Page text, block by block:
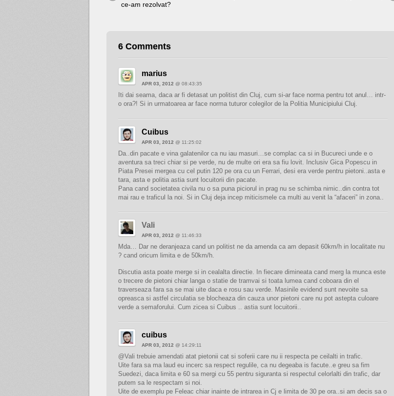
ce-am rezolvat?
6 Comments
marius
APR 03, 2012 @ 08:43:35
Iti dai seama, daca ar fi detasat un politist din Cluj, cum si-ar face norma pentru tot anul… intr-
o ora?! Si in urmatoarea ar face norma tuturor colegilor de la Politia Municipiului Cluj.
Cuibus
APR 03, 2012 @ 11:25:02
Da..din pacate e vina galatenilor ca nu iau masuri…se complac ca si in Bucureci unde e o
aventura sa treci chiar si pe verde, nu de multe ori era sa fiu lovit. Inclusiv Gica Popescu in
Piata Presei mergea cu cel putin 120 pe ora cu un Ferrari, desi era verde pentru pietoni..asta e
tara, asta e politia astia sunt locuitorii din pacate.
Pana cand societatea civila nu o sa puna piciorul in prag nu se schimba nimic..din contra tot
mai rau e traficul la noi. Si in Cluj deja incep miticismele ca multi au venit la “afaceri” in zona..
Vali
APR 03, 2012 @ 11:46:33
Mda… Dar ne deranjeaza cand un politist ne da amenda ca am depasit 60km/h in localitate nu
? cand oricum limita e de 50km/h.
Discutia asta poate merge si in cealalta directie. In fiecare dimineata cand merg la munca este
o trecere de pietoni chiar langa o statie de tramvai si toata lumea cand coboara din el
traverseaza fara sa se mai uite daca e rosu sau verde. Masinile evidend sunt nevoite sa
opreasca si astfel circulatia se blocheaza din cauza unor pietoni care nu pot astepta culoare
verde a semaforului. Cum zicea si Cuibus .. astia sunt locuitorii..
cuibus
APR 03, 2012 @ 14:29:11
@Vali trebuie amendati atat pietonii cat si soferii care nu ii respecta pe ceilalti in trafic.
Uite fara sa ma laud eu incerc sa respect regulile, ca nu degeaba is facute..e greu sa fim
Suedezi, daca limita e 60 sa mergi cu 55 pentru siguranta si respectul celorlalti din trafic, dar
putem sa le respectam si noi.
Uite de exemplu pe Feleac chiar inainte de intrarea in Cj e limita de 30 pe ora..si am decis sa o